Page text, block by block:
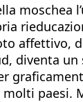
diventa
paesi.